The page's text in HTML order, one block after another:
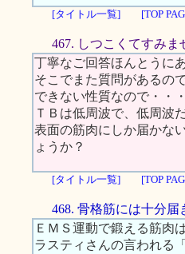
[タイトル一覧] [TOP
467. しつこくてすみま
丁寧なご回答ほんとうに
そこでまた質問があるの
できない性質なので・・・
ＴＢは低周波で、低周波
表面の筋肉にしか届かな
ょうか？
[タイトル一覧] [TOP
468. 骨格筋には十分届
ＥＭＳ運動で鍛える筋肉
ラスティさんの言われる